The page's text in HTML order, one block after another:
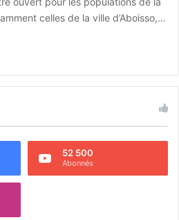
celles de la ville d’Aboisso,…
52 500
Abonnés